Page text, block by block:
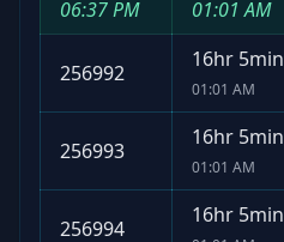
06:37 PM
01:01 AM
256992
16hr 5min
01:01 AM
256993
16hr 5min
01:01 AM
256994
16hr 5min